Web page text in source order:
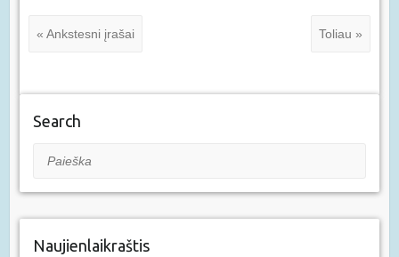
« Ankstesni įrašai Toliau »
Search
Paieška
Naujienlaikraštis